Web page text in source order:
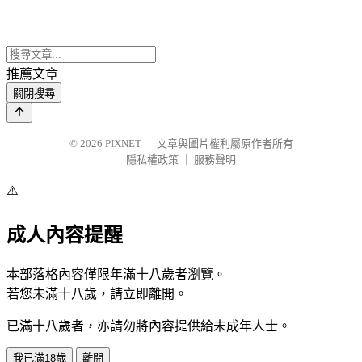
推薦文章
關閉搜尋
© 2026 PIXNET
文章與圖片權利屬原作者所有
隱私權政策
服務聲明
⚠️
成人內容提醒
本部落格內容僅限年滿十八歲者瀏覽。
若您未滿十八歲，請立即離開。
已滿十八歲者，亦請勿將內容提供給未成年人士。
我已滿18歲 離開